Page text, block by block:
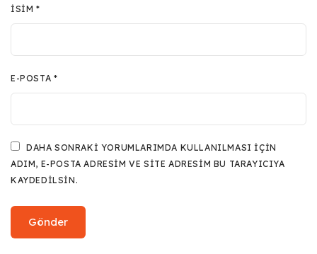
İSIM*
E-POSTA *
DAHA SONRAKI YORUMLARIMDA KULLANILMASI IÇIN
ADIM, E-POSTA ADRESIM VE SITE ADRESIM BU TARAYICIYA
KAYDEDILSIN.